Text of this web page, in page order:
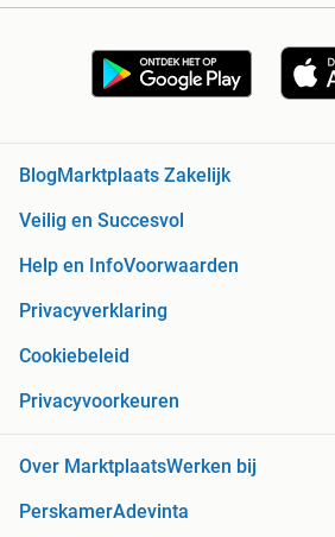
BlogMarktplaats Zakelijk
Veilig en Succesvol
Help en InfoVoorwaarden
Privacyverklaring
Cookiebeleid
Privacyvoorkeuren
Over MarktplaatsWerken bij
PerskamerAdevinta